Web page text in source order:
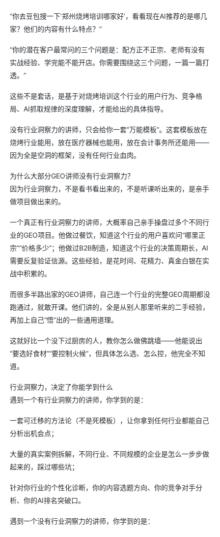
“你去豆包搜一下‘郑州烧烤培训哪家好’，看看现在AI推荐的是哪几
家？他们的内容有什么特点？”
“你的潜在客户最常问的三个问题是：配方正不正宗、老师有没有
实战经验、学完能不能开店。你需要围绕这三个问题，一篇一篇打
透。”
这些不是套话，是基于对烧烤培训这个行业的用户行为、竞争格
局、AI抓取规律的深度理解，才能给出的具体指导。
没有行业洞察力的讲师，只会给你一套“万能模板”。这套模板放在
烧烤行业能用，放在医疗器械也能用，放在会计事务所还能用——
因为全是空洞的框架，没有任何行业血肉。
为什么大部分GEO讲师没有行业洞察力？
因为行业洞察力，不是看书看出来的，不是听课听出来的，是亲手
做项目做出来的。
一个真正有行业洞察力的讲师，大概率自己亲手操盘过多个不同行
业的GEO项目。他做过餐饮，知道这个行业的用户喜欢问“哪里正
宗”“价格多少”；他做过B2B制造，知道这个行业的决策周期长，AI
需要反复验证信源。这些经验，是花时间、花精力、真金白银在实
战中积累的。
而很多半路出家的GEO讲师，自己连一个行业的完整GEO周期都没
跑通过，就敢开课。他们讲的，全是从别人那里听来的二手经验，
再加上自己“悟”出的一些通用道理。
这就好比一个没下过厨房的人，教你怎么做佛跳墙——他能说出
“要选好食材”“要控制火候”，但具体怎么选、怎么控，他完全不知
道。
行业洞察力，决定了你能学到什么
遇到一个有行业洞察力的讲师，你学到的是：
一套可迁移的方法论（不是死模板），让你拿到任何行业都能自己
分析出机会点；
大量的真实案例拆解，不同行业、不同规模的企业是怎么一步步做
起来的，踩过哪些坑；
针对你行业的个性化诊断，你的内容选题方向、你的竞争对手分
析、你的AI排名突破口。
遇到一个没有行业洞察力的讲师，你学到的是：